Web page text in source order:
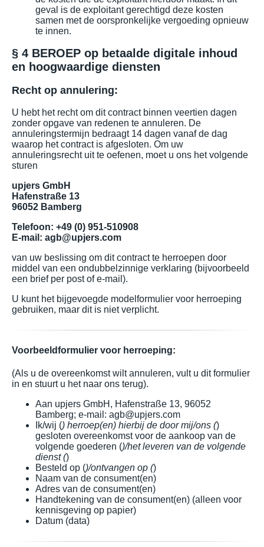
geval is de exploitant gerechtigd deze kosten
samen met de oorspronkelijke vergoeding opnieuw
te innen.
§ 4 BEROEP op betaalde digitale inhoud
en hoogwaardige diensten
Recht op annulering:
U hebt het recht om dit contract binnen veertien dagen
zonder opgave van redenen te annuleren. De
annuleringstermijn bedraagt 14 dagen vanaf de dag
waarop het contract is afgesloten. Om uw
annuleringsrecht uit te oefenen, moet u ons het volgende
sturen
upjers GmbH
Hafenstraße 13
96052 Bamberg
Telefoon: +49 (0) 951-510908
E-mail: agb@upjers.com
van uw beslissing om dit contract te herroepen door
middel van een ondubbelzinnige verklaring (bijvoorbeeld
een brief per post of e-mail).
U kunt het bijgevoegde modelformulier voor herroeping
gebruiken, maar dit is niet verplicht.
Voorbeeldformulier voor herroeping:
(Als u de overeenkomst wilt annuleren, vult u dit formulier
in en stuurt u het naar ons terug).
Aan upjers GmbH, Hafenstraße 13, 96052
Bamberg; e-mail: agb@upjers.com
Ik/wij () herroep(en) hierbij de door mij/ons ()
gesloten overeenkomst voor de aankoop van de
volgende goederen ()/het leveren van de volgende
dienst ()
Besteld op ()/ontvangen op ()
Naam van de consument(en)
Adres van de consument(en)
Handtekening van de consument(en) (alleen voor
kennisgeving op papier)
Datum (data)